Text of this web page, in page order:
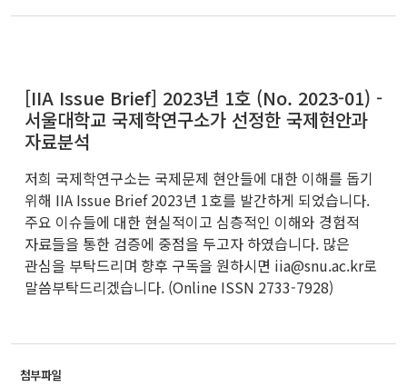
[IIA Issue Brief] 2023년 1호 (No. 2023-01) -
서울대학교 국제학연구소가 선정한 국제현안과
자료분석
저희 국제학연구소는 국제문제 현안들에 대한 이해를 돕기
위해 IIA Issue Brief 2023년 1호를 발간하게 되었습니다.
주요 이슈들에 대한 현실적이고 심층적인 이해와 경험적
자료들을 통한 검증에 중점을 두고자 하였습니다. 많은
관심을 부탁드리며 향후 구독을 원하시면 iia@snu.ac.kr로
말씀부탁드리겠습니다. (Online ISSN 2733-7928)